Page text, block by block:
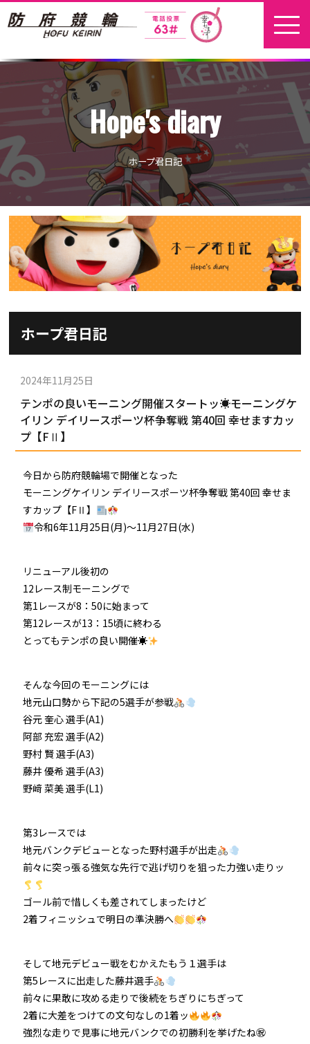
ホーム
新着情報
地元選手
お問い合わせ
開催日程
本場開催
パンフレット
出場予定選手
出走表
予想紙
イベント＆ファンサービス
Kの3本勝負（本命予想）
崖っぷちのK（穴予想）
Kの地元推し！（地元予想）
施設ガイド
施設紹介
有料席
KEIRINパーク
バンク紹介
アクセス
防府けいりん駅前SC
車券の購入方法
DOKOTO
電話・FAXサービス
歴代優勝者を紹介
非開催日の払戻し場所について
横断幕掲出について
その他
防府競輪研究所
ホープ君日記
Kからの挑戦状
防府競輪を予想するKとは？
サイトポリシー
個人情報保護方針
防府競輪をお楽しみいただくために
車券の購入にのめり込む不安のある方のご相談
来場者の肖像権について
Hope's diary
ホープ君日記
ホープ君日記
2024年11月25日
テンポの良いモーニング開催スタートッ☀モーニングケ
イリン デイリースポーツ杯争奪戦 第40回 幸せますカッ
プ【FⅡ】
今日から防府競輪場で開催となった
モーニングケイリン デイリースポーツ杯争奪戦 第40回 幸せま
すカップ【FⅡ】
令和6年11月25日(月)〜11月27日(水)
リニューアル後初の
12レース制モーニングで
第1レースが8：50に始まって
第12レースが13：15頃に終わる
とってもテンポの良い開催☀
そんな今回のモーニングには
地元山口勢から下記の5選手が参戦
谷元 奎心 選手(A1)
阿部 充宏 選手(A2)
野村 賢 選手(A3)
藤井 優希 選手(A3)
野﨑 菜美 選手(L1)
第3レースでは
地元バンクデビューとなった野村選手が出走
前々に突っ張る強気な先行で逃げ切りを狙った力強い走りッ
ゴール前で惜しくも差されてしまったけど
2着フィニッシュで明日の準決勝へ
そして地元デビュー戦をむかえたもう１選手は
第5レースに出走した藤井選手
前々に果敢に攻める走りで後続をちぎりにちぎって
2着に大差をつけての文句なしの1着ッ
強烈な走りで見事に地元バンクでの初勝利を挙げたね㊗